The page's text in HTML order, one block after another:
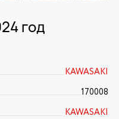
год
KAWASAKI
170008
KAWASAKI